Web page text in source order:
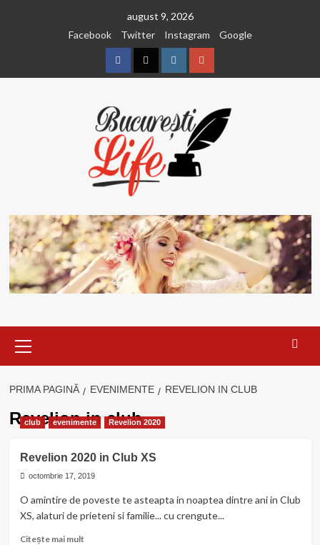
august 9, 2026
Facebook
Twitter Instagram Google
FacebookTwitterInstagramGoogle
principal
PRIMA PAGINĂ EVENIMENTE REVELION IN CLUB
Revelion in club
club evenimente Revelion 2020
Revelion 2020 in Club XS
octombrie 17, 2019
O amintire de poveste te asteapta in noaptea dintre ani in Club
XS, alaturi de prieteni si familie... cu crengute...
Citește mai multCitește